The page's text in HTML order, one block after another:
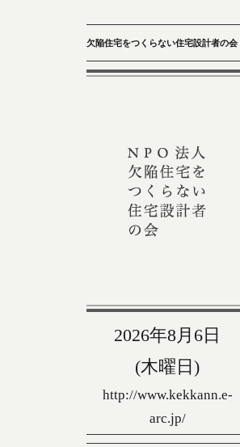
欠陥住宅をつくらない住宅設計者の会
2026年8月6日
(木曜日)
http://www.kekkann.e-
arc.jp/